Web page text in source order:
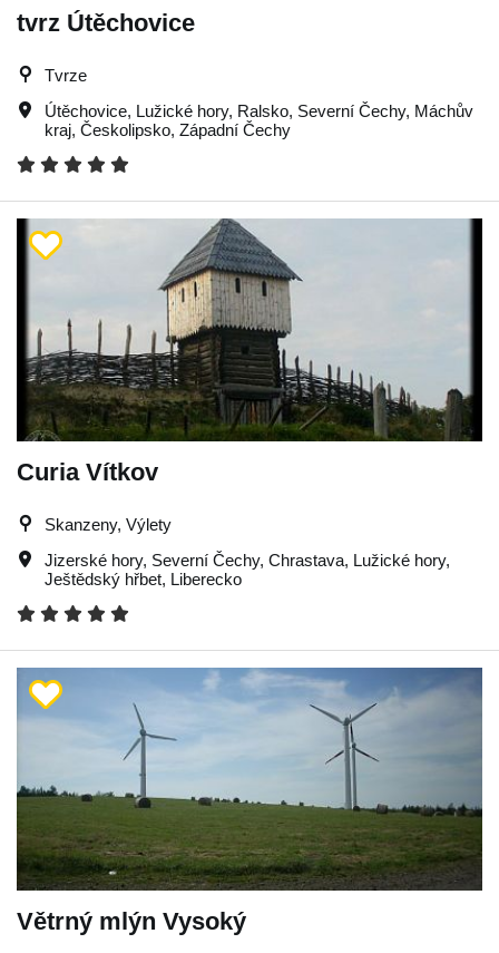
tvrz Útěchovice
Tvrze
Útěchovice, Lužické hory, Ralsko, Severní Čechy, Máchův
kraj, Českolipsko, Západní Čechy
Curia Vítkov
Skanzeny, Výlety
Jizerské hory, Severní Čechy, Chrastava, Lužické hory,
Ještědský hřbet, Liberecko
Větrný mlýn Vysoký